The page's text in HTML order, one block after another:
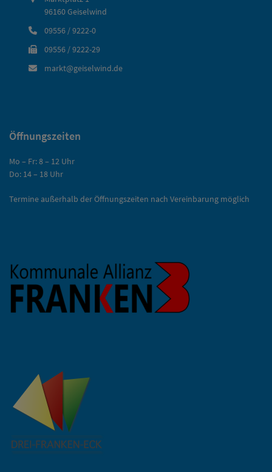
96160 Geiselwind
09556 / 9222-0
09556 / 9222-29
markt@geiselwind.de
Öffnungszeiten
Mo – Fr: 8 – 12 Uhr
Do: 14 – 18 Uhr
Termine außerhalb der Öffnungszeiten nach Vereinbarung möglich